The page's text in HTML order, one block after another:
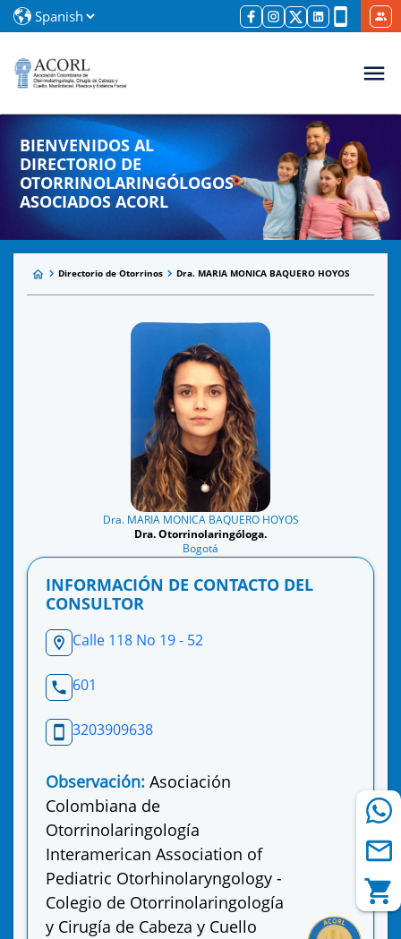
BIENVENIDOS AL
DIRECTORIO DE
OTORRINOLARINGÓLOGOS
ASOCIADOS ACORL
Directorio de Otorrinos Dra. MARIA MONICA BAQUERO HOYOS
Dra. MARIA MONICA BAQUERO HOYOS
Dra. Otorrinolaringóloga.
Bogotá
INFORMACIÓN DE CONTACTO DEL
CONSULTOR
Calle 118 No 19 - 52
601
3203909638
Observación: Asociación
Colombiana de
Otorrinolaringología
Interamerican Association of
Pediatric Otorhinolaryngology -
Colegio de Otorrinolaringología
y Cirugía de Cabeza y Cuello